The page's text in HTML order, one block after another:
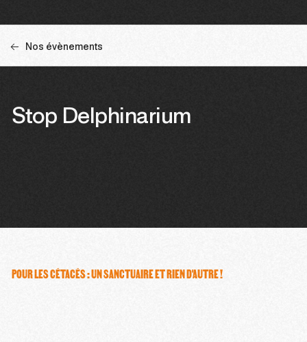
Nos évènements
Stop Delphinarium
POUR LES CÉTACÉS : UN SANCTUAIRE ET RIEN D'AUTRE !